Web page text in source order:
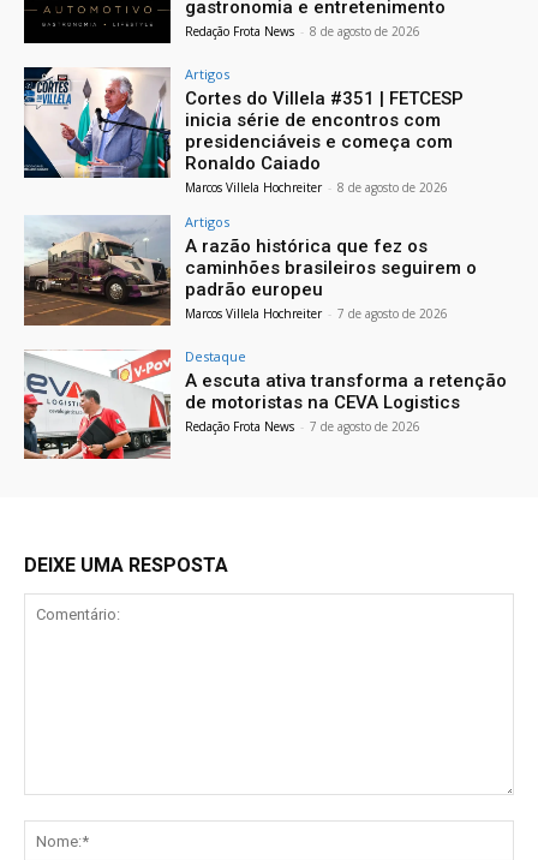
gastronomia e entretenimento
Redação Frota News - 8 de agosto de 2026
Artigos
Cortes do Villela #351 | FETCESP
inicia série de encontros com
presidenciáveis e começa com
Ronaldo Caiado
Marcos Villela Hochreiter - 8 de agosto de 2026
Artigos
A razão histórica que fez os
caminhões brasileiros seguirem o
padrão europeu
Marcos Villela Hochreiter - 7 de agosto de 2026
Destaque
A escuta ativa transforma a retenção
de motoristas na CEVA Logistics
Redação Frota News - 7 de agosto de 2026
DEIXE UMA RESPOSTA